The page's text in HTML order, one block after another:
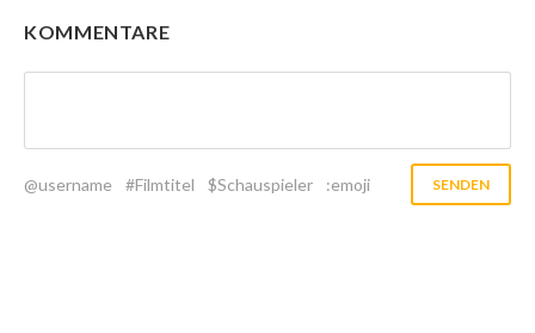
KOMMENTARE
@username #Filmtitel $Schauspieler :emoji